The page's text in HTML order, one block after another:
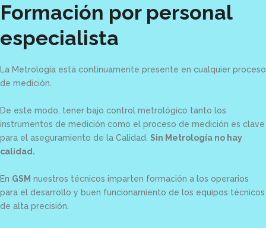
Formación por personal
especialista
La Metrología está continuamente presente en cualquier proceso
de medición.
De este modo, tener bajo control metrológico tanto los
instrumentos de medición como el proceso de medición es clave
para el aseguramiento de la Calidad. Sin Metrología no hay
calidad.
En GSM nuestros técnicos imparten formación a los operarios
para el desarrollo y buen funcionamiento de los equipos técnicos
de alta precisión.